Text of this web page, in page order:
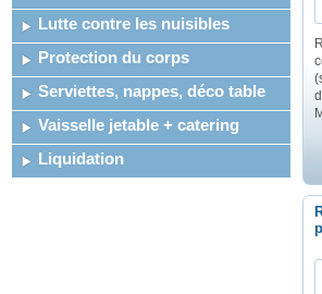
Lutte contre les nuisibles
Protection du corps
Serviettes, nappes, déco table
Vaisselle jetable + catering
Liquidation